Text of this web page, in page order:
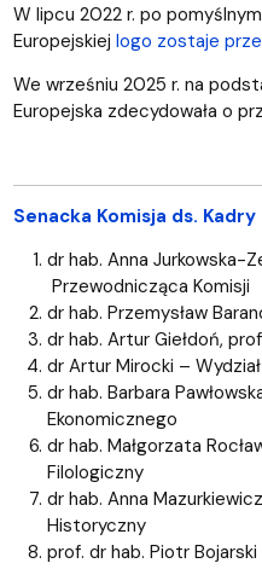
W lipcu 2022 r. po
Europejskiej logo zostaje
We wrześniu 2025 r. na
Europejska zdecydowała o
Senacka Komisja ds. Kadry
dr hab. Anna Jurkowska-
Przewodnicząca Komisji
dr hab. Przemysław
dr hab. Artur Giełdoń,
dr Artur Mirocki –
dr hab. Barbara
Ekonomicznego
dr hab. Małgorzata
Filologiczny
dr hab. Anna
Historyczny
prof. dr hab. Piotr